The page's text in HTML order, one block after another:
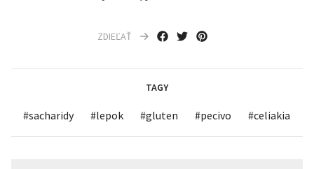
ZDIEĽAŤ
TAGY
#sacharidy #lepok #gluten #pecivo #celiakia